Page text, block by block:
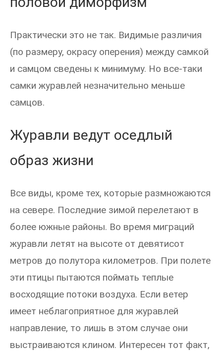
Практически это не так. Видимые различия
(по размеру, окрасу оперения) между самкой
и самцом сведены к минимуму. Но все-таки
самки журавлей незначительно меньше
самцов.
Журавли ведут оседлый
образ жизни
Все виды, кроме тех, которые размножаются
на севере. Последние зимой перелетают в
более южные районы. Во время миграций
журавли летят на высоте от девятисот
метров до полутора километров. При полете
эти птицы пытаются поймать теплые
восходящие потоки воздуха. Если ветер
имеет неблагоприятное для журавлей
направление, то лишь в этом случае они
выстраиваются клином. Интересен тот факт,